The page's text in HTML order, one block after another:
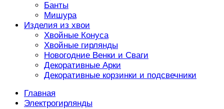
Банты
Мишура
Изделия из хвои
Хвойные Конуса
Хвойные гирлянды
Новогодние Венки и Сваги
Декоративные Арки
Декоративные корзинки и подсвечники
Главная
Электрогирлянды